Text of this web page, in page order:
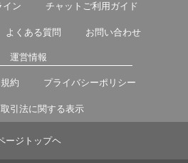
イン チャットご利用ガイド
よくある質問 お問い合わせ
運営情報
約 プライバシーポリシー
引法に関する表示
ージトップヘ